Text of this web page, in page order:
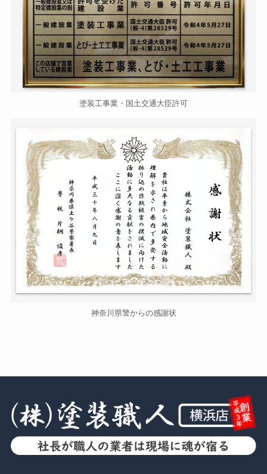
塗装工事業・国土交通大臣許可
神奈川県警からの感謝状